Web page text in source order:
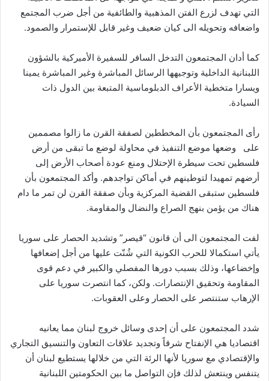
التي تهدف لزرع الفتن المذهبية والطائفية من أجل ضرب المجتمع
واضعافه وتحويله الى كيان ضعيف وغير قابل للإستمرار والصمود.
كما أدان المجتمعون التدخل السافر للسفيرة الأميركية بالشؤون
اللبنانية الداخلية وتوجيهها الرسائل المباشرة وغير المباشرة يمينا
ويسارا متخطية الأعراف الدبلوماسية المتبعة بين الدول ذات
السيادة.
رأى المجتمعون بأن المخططين لصفقة القرن ما زالوا مصممين
على وضعها موضع التنفيذ في محاولة لوضع ما تبقى من أرض
فلسطين تحت سيطرة الإحتلال ومنع عودة أصحاب الأرض إلى
أرضهم تمهيدا لتوطينهم في أماكن تواجدهم. وأكد المجتمعون بأن
فلسطين ستبقى القضية المركزية وبأن صفقة القرن لن تمر ما دام
هناك من يؤمن بنهج الصراع والنضال والمقاومة.
لفت المجتمعون الى أن قانون “قيصر” وتشديد الحصار على سوريا
يأتي استكمالا للحرب الكونية التي شُنّت عليها من أجل إضعافها
وإخضاعها، وذلك بسبب دورها المفصلي والكبير في دعم قوى
المقاومة وتحقيق الإنتصارات. ولكن، كما انتصرت سوريا على
الإرهاب ستنتصر على الحصار وعلى العقوبات.
شدد المجتمعون على أن إحدى وسائل خروج لبنان مما يعانيه
اقتصاديا هي الإنفتاح شرقاً وتجديد علاقات التعاون والتنسيق التجاري
والإقتصادي مع سوريا لأنها الرئة التي من خلالها يستطيع لبنان أن
يتنفس وينتعش لذلك فإن التواصل ما بين الحكومتين اللبنانية